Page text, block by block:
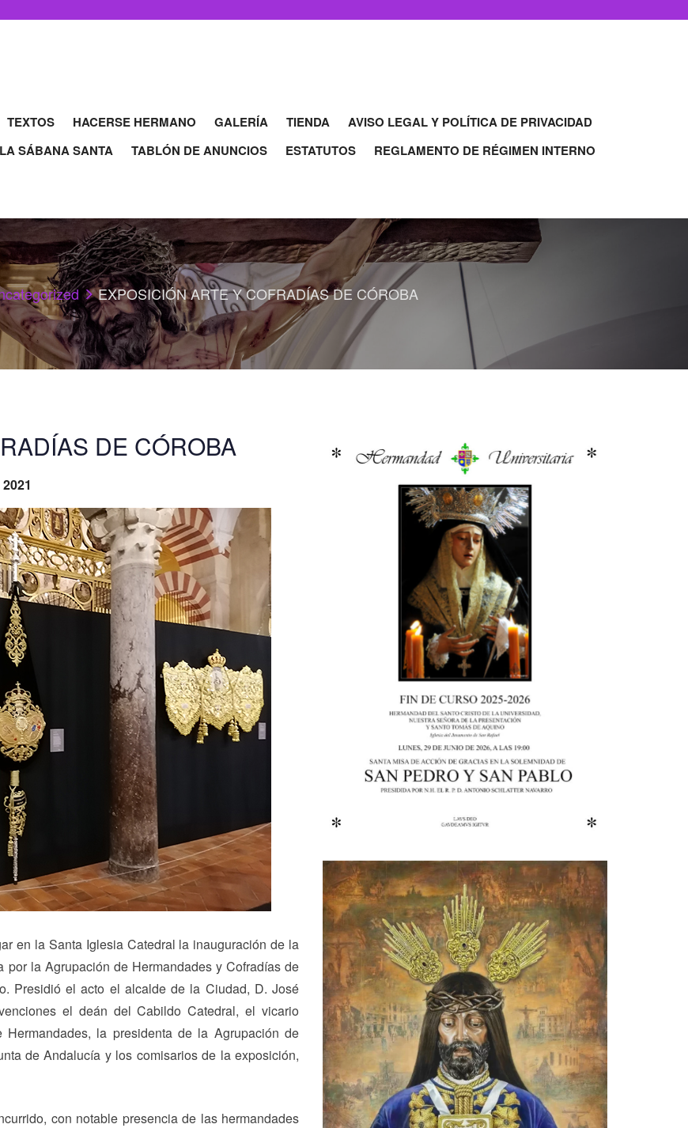
TEXTOS HACERSE HERMANO GALERÍA TIENDA
AVISO LEGAL Y POLÍTICA DE PRIVACIDAD
SÁBANA SANTA TABLÓN DE ANUNCIOS ESTATUTOS
REGLAMENTO DE RÉGIMEN INTERNO
EXPOSICIÓN ARTE Y COFRADÍAS DE CÓROBA
DE CÓROBA
en la Santa Iglesia Catedral la inauguración de la
por la Agrupación de Hermandades y Cofradías de
Presidió el acto el alcalde de la Ciudad, D. José
el deán del Cabildo Catedral, el vicario
la presidenta de la Agrupación de
de Andalucía y los comisarios de la exposición,
con notable presencia de las hermandades